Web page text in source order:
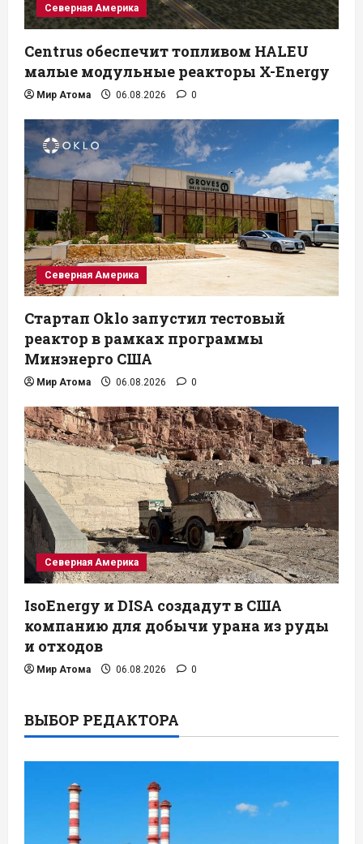
Северная Америка
Centrus обеспечит топливом HALEU
малые модульные реакторы X-Energy
Мир Атома 06.08.2026 0
Северная Америка
Стартап Oklo запустил тестовый
реактор в рамках программы
Минэнерго США
Мир Атома 06.08.2026 0
Северная Америка
IsoEnergy и DISA создадут в США
компанию для добычи урана из руды
и отходов
Мир Атома 06.08.2026 0
ВЫБОР РЕДАКТОРА